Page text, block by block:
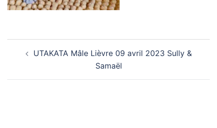
d’articleUTAKATA Mâle Lièvre 09 avril 2023 Sully &
Samaël